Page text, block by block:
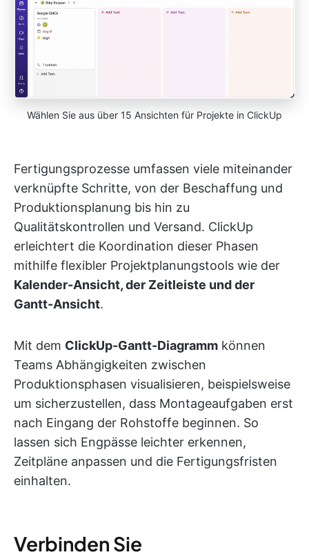
Wählen Sie aus über 15 Ansichten für Projekte in ClickUp
Fertigungsprozesse umfassen viele miteinander
verknüpfte Schritte, von der Beschaffung und
Produktionsplanung bis hin zu
Qualitätskontrollen und Versand. ClickUp
erleichtert die Koordination dieser Phasen
mithilfe flexibler Projektplanungstools wie der
Kalender-Ansicht, der Zeitleiste und der
Gantt-Ansicht.
Mit dem ClickUp-Gantt-Diagramm können
Teams Abhängigkeiten zwischen
Produktionsphasen visualisieren, beispielsweise
um sicherzustellen, dass Montageaufgaben erst
nach Eingang der Rohstoffe beginnen. So
lassen sich Engpässe leichter erkennen,
Zeitpläne anpassen und die Fertigungsfristen
einhalten.
Verbinden Sie